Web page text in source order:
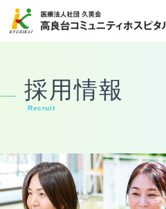
ホーム
外来のご案内
診療科
リハビリテーション
採用情報
Recruit